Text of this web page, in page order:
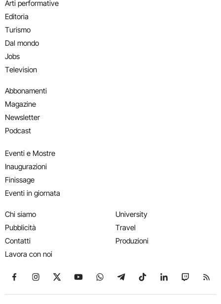
Arti performative
Editoria
Turismo
Dal mondo
Jobs
Television
Abbonamenti
Magazine
Newsletter
Podcast
Eventi e Mostre
Inaugurazioni
Finissage
Eventi in giornata
Chi siamo
Pubblicità
Contatti
Lavora con noi
University
Travel
Produzioni
Seguici su Facebook
Seguici su Instagram
Seguici su X
Seguici su YouTube
Seguici su WhatsApp
Seguici su Telegram
Seguici su TikTok
Seguici su
Seguici